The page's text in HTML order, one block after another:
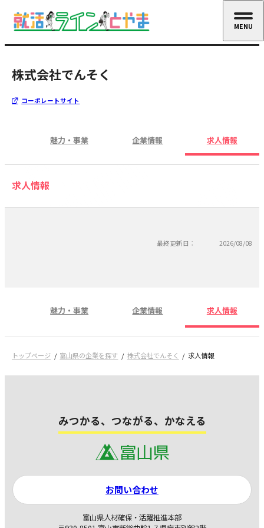
株式会社でんそく
コーポレートサイト
魅力・事業 企業情報 求人情報
求人情報
最終更新日： 2026/08/08
魅力・事業 企業情報 求人情報
トップページ 富山県の企業を探す 株式会社でんそく 求人情報
みつかる、つながる、かなえる
富山県人材確保・活躍推進本部
お問い合わせ
MENU